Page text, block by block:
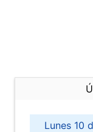
Lunes 10